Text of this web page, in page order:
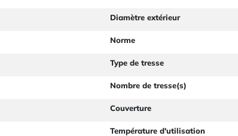
Diamètre extérieur
Norme
Type de tresse
Nombre de tresse(s)
Couverture
Température d'utilisation